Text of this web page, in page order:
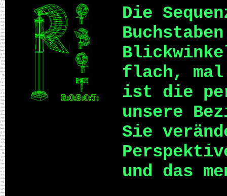
Die
flach, mal
ist die
unsere
Sie
und das